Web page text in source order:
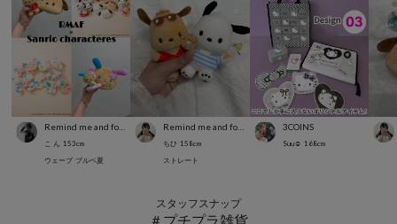
こ ん 153cm
ウェーブ ブルベ夏
ちひ 158cm
ストレート
3COINS
Suu☺︎ 168cm
スタッフスナップ
＃プチプラ雑貨